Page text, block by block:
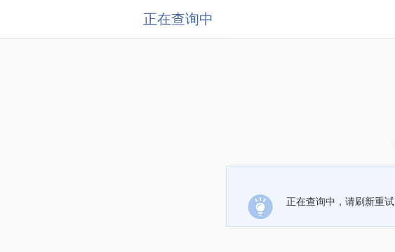
正在查询中
正在查询中，请刷新重试